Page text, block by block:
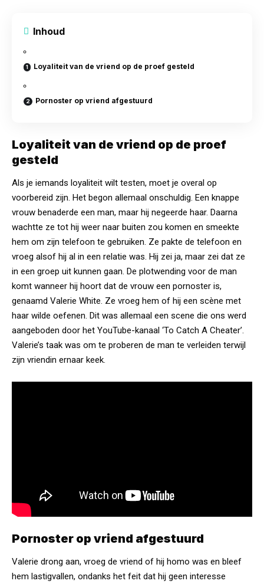
Inhoud
Loyaliteit van de vriend op de proef gesteld
Pornoster op vriend afgestuurd
Loyaliteit van de vriend op de proef
gesteld
Als je iemands loyaliteit wilt testen, moet je overal op
voorbereid zijn. Het begon allemaal onschuldig. Een knappe
vrouw benaderde een man, maar hij negeerde haar. Daarna
wachtte ze tot hij weer naar buiten zou komen en smeekte
hem om zijn telefoon te gebruiken. Ze pakte de telefoon en
vroeg alsof hij al in een relatie was. Hij zei ja, maar zei dat ze
in een groep uit kunnen gaan. De plotwending voor de man
komt wanneer hij hoort dat de vrouw een pornoster is,
genaamd Valerie White. Ze vroeg hem of hij een scène met
haar wilde oefenen. Dit was allemaal een scene die ons werd
aangeboden door het YouTube-kanaal ‘To Catch A Cheater’.
Valerie’s taak was om te proberen de man te verleiden terwijl
zijn vriendin ernaar keek.
Pornoster op vriend afgestuurd
Valerie drong aan, vroeg de vriend of hij homo was en bleef
hem lastigvallen, ondanks het feit dat hij geen interesse